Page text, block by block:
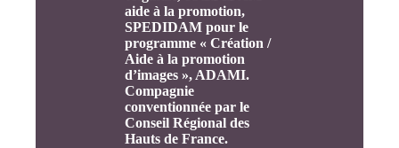
aide à la promotion,
SPEDIDAM pour le
programme « Création /
Aide à la promotion
d’images », ADAMI.
Compagnie
conventionnée par le
Conseil Régional des
Hauts de France.